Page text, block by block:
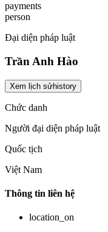
payments
person
Đại diện pháp luật
Trần Anh Hào
Xem lịch sửhistory
Chức danh
Người đại diện pháp luật
Quốc tịch
Việt Nam
Thông tin liên hệ
location_on